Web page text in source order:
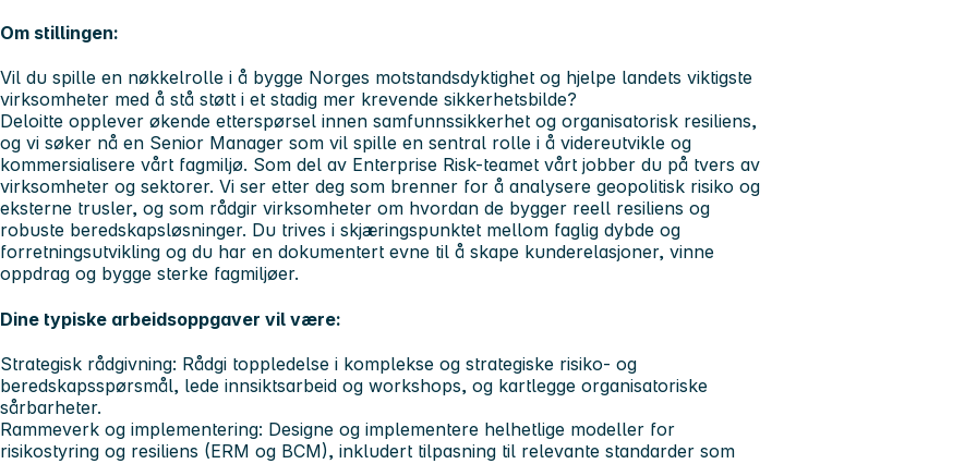
Om stillingen:
Vil du spille en nøkkelrolle i å bygge Norges motstandsdyktighet og hjelpe landets viktigste
virksomheter med å stå støtt i et stadig mer krevende sikkerhetsbilde?
Deloitte opplever økende etterspørsel innen samfunnssikkerhet og organisatorisk resiliens,
og vi søker nå en Senior Manager som vil spille en sentral rolle i å videreutvikle og
kommersialisere vårt fagmiljø. Som del av Enterprise Risk-teamet vårt jobber du på tvers av
virksomheter og sektorer. Vi ser etter deg som brenner for å analysere geopolitisk risiko og
eksterne trusler, og som rådgir virksomheter om hvordan de bygger reell resiliens og
robuste beredskapsløsninger. Du trives i skjæringspunktet mellom faglig dybde og
forretningsutvikling og du har en dokumentert evne til å skape kunderelasjoner, vinne
oppdrag og bygge sterke fagmiljøer.
Dine typiske arbeidsoppgaver vil være:
Strategisk rådgivning: Rådgi toppledelse i komplekse og strategiske risiko- og
beredskapsspørsmål, lede innsiktsarbeid og workshops, og kartlegge organisatoriske
sårbarheter.
Rammeverk og implementering: Designe og implementere helhetlige modeller for
risikostyring og resiliens (ERM og BCM), inkludert tilpasning til relevante standarder som